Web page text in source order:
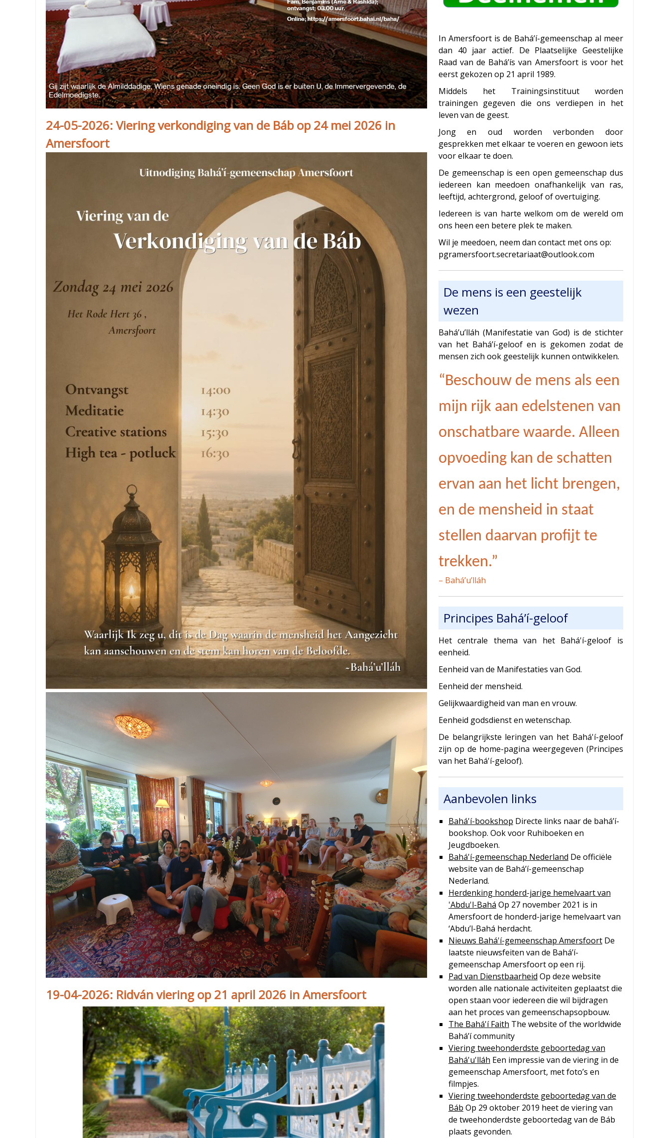
24-05-2026: Viering verkondiging van de Báb op 24 mei 2026 in
Amersfoort
19-04-2026: Ridván viering op 21 april 2026 in Amersfoort
In Amersfoort is de Bahá’í-gemeenschap al meer
dan 40 jaar actief. De Plaatselijke Geestelijke
Raad van de Bahá’ís van Amersfoort is voor het
eerst gekozen op 21 april 1989.
Middels het Trainingsinstituut worden
trainingen gegeven die ons verdiepen in het
leven van de geest.
Jong en oud worden verbonden door
gesprekken met elkaar te voeren en gewoon iets
voor elkaar te doen.
De gemeenschap is een open gemeenschap dus
iedereen kan meedoen onafhankelijk van ras,
leeftijd, achtergrond, geloof of overtuiging.
Iedereen is van harte welkom om de wereld om
ons heen een betere plek te maken.
Wil je meedoen, neem dan contact met ons op:
pgramersfoort.secretariaat@outlook.com
De mens is een geestelijk
wezen
Bahá’u’lláh (Manifestatie van God) is de stichter
van het Bahá’í-geloof en is gekomen zodat de
mensen zich ook geestelijk kunnen ontwikkelen.
“Beschouw de mens als een
mijn rijk aan edelstenen van
onschatbare waarde. Alleen
opvoeding kan de schatten
ervan aan het licht brengen,
en de mensheid in staat
stellen daarvan profijt te
trekken.”
– Bahá’u’lláh
Principes Bahá’í-geloof
Het centrale thema van het Bahá'í-geloof is
eenheid.
Eenheid van de Manifestaties van God.
Eenheid der mensheid.
Gelijkwaardigheid van man en vrouw.
Eenheid godsdienst en wetenschap.
De belangrijkste leringen van het Bahá'í-geloof
zijn op de home-pagina weergegeven (Principes
van het Bahá'í-geloof).
Aanbevolen links
Bahá'í-bookshop Directe links naar de bahá’í-
bookshop. Ook voor Ruhiboeken en
Jeugdboeken.
Bahá'í-gemeenschap Nederland De officiële
website van de Bahá’í-gemeenschap
Nederland.
Herdenking honderd-jarige hemelvaart van
'Abdu'l-Bahá Op 27 november 2021 is in
Amersfoort de honderd-jarige hemelvaart van
‘Abdu’l-Bahá herdacht.
Nieuws Bahá'í-gemeenschap AmersfoortDe
laatste nieuwsfeiten van de Bahá’í-
gemeenschap Amersfoort op een rij.
Pad van Dienstbaarheid Op deze website
worden alle nationale activiteiten geplaatst die
open staan voor iedereen die wil bijdragen
aan het proces van gemeenschapsopbouw.
The Bahá'í Faith The website of the worldwide
Bahá’í community
Viering tweehonderdste geboortedag van
Bahá'u'lláh Een impressie van de viering in de
gemeenschap Amersfoort, met foto’s en
filmpjes.
Viering tweehonderdste geboortedag van de
Báb Op 29 oktober 2019 heet de viering van
de tweehonderdste geboortedag van de Báb
plaats gevonden.